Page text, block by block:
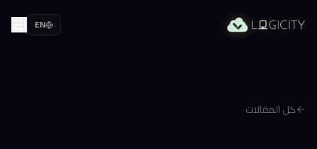
EN
كل المقالات